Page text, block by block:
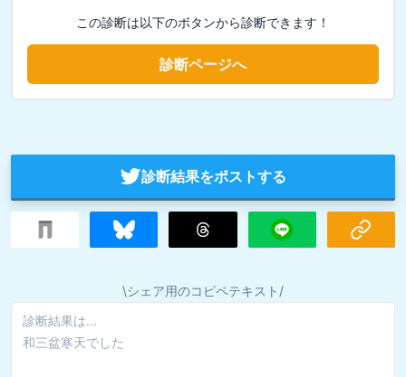
この診断は以下のボタンから診断できます！
診断ページへ
診断結果をポストする
\シェア用のコピペテキスト/